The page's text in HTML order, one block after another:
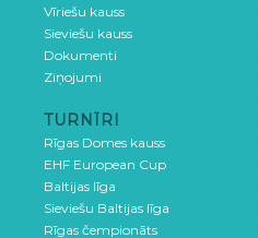
Vīriešu kauss
Sieviešu kauss
Dokumenti
Ziņojumi
TURNĪRI
Rīgas Domes kauss
EHF European Cup
Baltijas līga
Sieviešu Baltijas līga
Rīgas čempionāts